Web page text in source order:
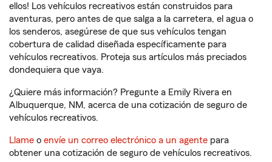
ellos! Los vehículos recreativos están construidos para
aventuras, pero antes de que salga a la carretera, el agua o
los senderos, asegúrese de que sus vehículos tengan
cobertura de calidad diseñada específicamente para
vehículos recreativos. Proteja sus artículos más preciados
dondequiera que vaya.
¿Quiere más información? Pregunte a Emily Rivera en
Albuquerque, NM, acerca de una cotización de seguro de
vehículos recreativos.
Llame o envíe un correo electrónico a un agente para
obtener una cotización de seguro de vehículos recreativos.